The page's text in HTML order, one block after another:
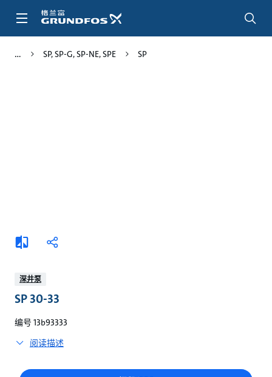
SP, SP-G, SP-NE, SPE SP
添
加
较
分
深井泵
SP 30-33
编号 13b93333
阅读描述